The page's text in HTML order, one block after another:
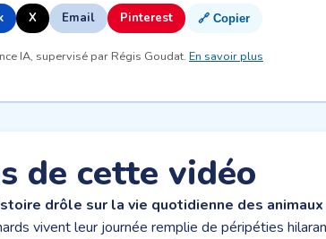
X Email Pinterest 🔗 Copier
IA, supervisé par Régis Goudat. En savoir plus
de cette vidéo
drôle sur la vie quotidienne des
vivent leur journée remplie de péripéties